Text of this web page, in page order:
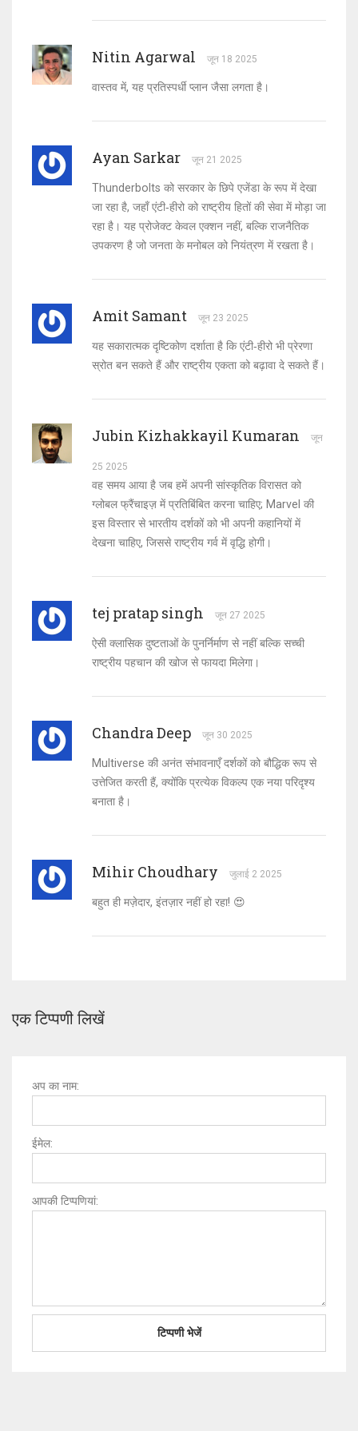
Nitin Agarwal जून 18 2025
वास्तव में, यह प्रतिस्पर्धी प्लान जैसा लगता है।
Ayan Sarkar जून 21 2025
Thunderbolts को सरकार के छिपे एजेंडा के रूप में देखा
जा रहा है, जहाँ एंटी‑हीरो को राष्ट्रीय हितों की सेवा में मोड़ा जा
रहा है। यह प्रोजेक्ट केवल एक्शन नहीं, बल्कि राजनैतिक
उपकरण है जो जनता के मनोबल को नियंत्रण में रखता है।
Amit Samant जून 23 2025
यह सकारात्मक दृष्टिकोण दर्शाता है कि एंटी‑हीरो भी प्रेरणा
स्रोत बन सकते हैं और राष्ट्रीय एकता को बढ़ावा दे सकते हैं।
Jubin Kizhakkayil Kumaran जून
25 2025
वह समय आया है जब हमें अपनी सांस्कृतिक विरासत को
ग्लोबल फ्रैंचाइज़ में प्रतिबिंबित करना चाहिए; Marvel की
इस विस्तार से भारतीय दर्शकों को भी अपनी कहानियों में
देखना चाहिए, जिससे राष्ट्रीय गर्व में वृद्धि होगी।
tej pratap singh जून 27 2025
ऐसी क्लासिक दुष्टताओं के पुनर्निर्माण से नहीं बल्कि सच्ची
राष्ट्रीय पहचान की खोज से फायदा मिलेगा।
Chandra Deep जून 30 2025
Multiverse की अनंत संभावनाएँ दर्शकों को बौद्धिक रूप से
उत्तेजित करती हैं, क्योंकि प्रत्येक विकल्प एक नया परिदृश्य
बनाता है।
Mihir Choudhary जुलाई 2 2025
बहुत ही मज़ेदार, इंतज़ार नहीं हो रहा! 😍
एक टिप्पणी लिखें
अप का नाम:
ईमेल:
आपकी टिप्पणियां: